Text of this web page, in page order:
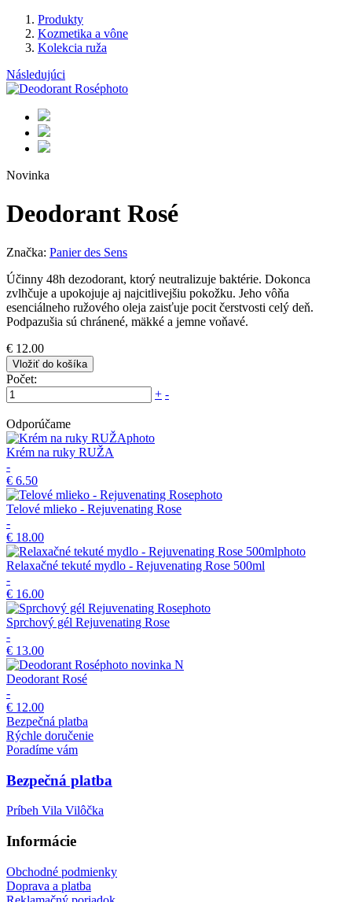
Produkty
Kozmetika a vône
Kolekcia ruža
Následujúci
Novinka
Deodorant Rosé
Značka: Panier des Sens
Účinny 48h dezodorant, ktorý neutralizuje baktérie. Dokonca
zvlhčuje a upokojuje aj najcitlivejšiu pokožku. Jeho vôňa
esenciálneho ružového oleja zaisťuje pocit čerstvosti celý deň.
Podpazušia sú chránené, mäkké a jemne voňavé.
€ 12.00
Vložiť do košíka
Počet:
+ -
Odporúčame
Krém na ruky RUŽA
-
€ 6.50
Telové mlieko - Rejuvenating Rose
-
€ 18.00
Relaxačné tekuté mydlo - Rejuvenating Rose 500ml
-
€ 16.00
Sprchový gél Rejuvenating Rose
-
€ 13.00
novinka N
Deodorant Rosé
-
€ 12.00
Bezpečná platba
Rýchle doručenie
Poradíme vám
Bezpečná platba
Príbeh Vila Vilôčka
Informácie
Obchodné podmienky
Doprava a platba